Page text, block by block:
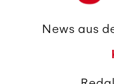
News aus